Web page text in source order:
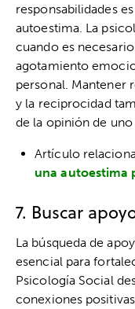
responsabilidades
autoestima. La
cuando es
agotamiento
personal. Mantener
y la reciprocidad
de la opinión de
Artículo
una autoestima
7. Buscar
La búsqueda de
esencial para
Psicología Social
conexiones